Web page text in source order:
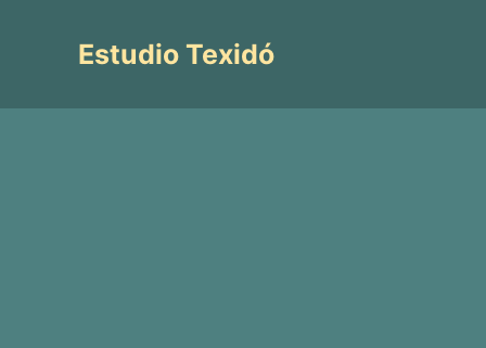
contenidoEstudio Texidó